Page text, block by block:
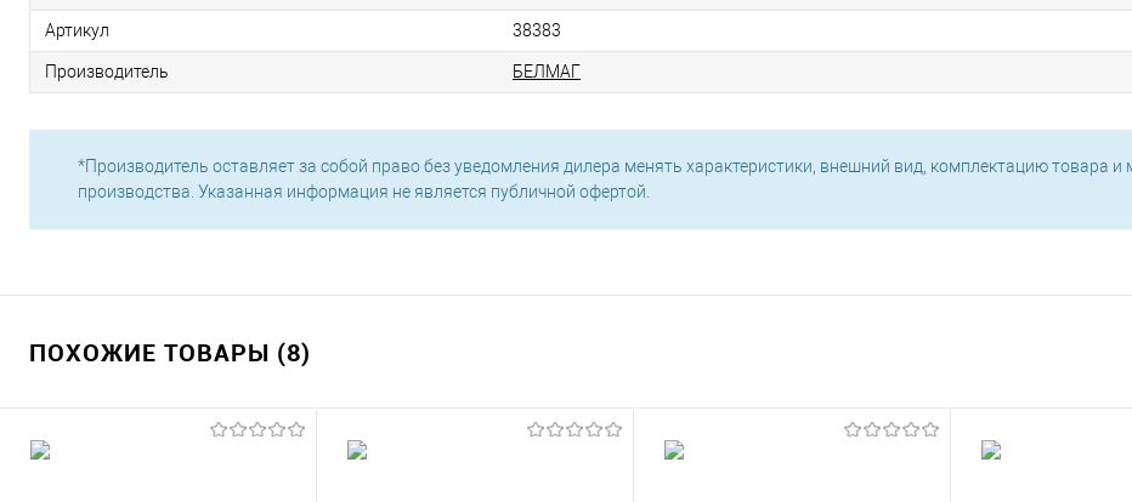
Артикул 38383
Производитель БЕЛМАГ
*Производитель оставляет за собой право без уведомления дилера менять характеристики, внешний вид, комплектацию товара и
производства. Указанная информация не является публичной офертой.
ПОХОЖИЕ ТОВАРЫ (8)